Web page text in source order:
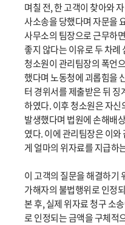
며칠 전, 한 고객이 찾아와
사소송을 당했다며 자문을
사무소의 팀장으로 근무하
좋지 않다는 이유로 두 차례
청소원이 관리팀장의 폭언
했다며 노동청에 괴롭힘을
터 경위서를 제출받은 뒤
하였다. 이후 청소원은 자
발생했다며 법원에 손해배
였다. 이에 관리팀장은 이
게 얼마의 위자료를 지급하
이 고객의 질문을 해결하기
가해자의 불법행위로 인정
본 후, 실제 위자료 청구 소
로 인정되는 금액을 구체적